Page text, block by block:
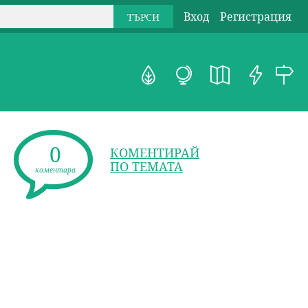
Вход Регистрация
0
коментара
КОМЕНТИРАЙ
ПО ТЕМАТА